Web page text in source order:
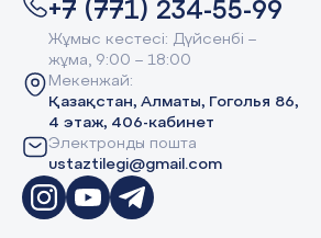
+7 (771) 234-55-99
Жұмыс кестесі: Дүйсенбі –
жұма, 9:00 – 18:00
Мекенжай:
Қазақстан, Алматы, Гоголья 86,
4 этаж, 406-кабинет
Электронды пошта
ustaztilegi@gmail.com